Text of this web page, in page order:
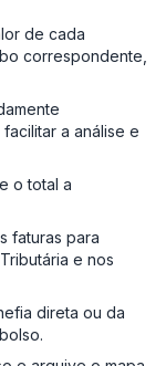
de cada
correspondente,
a análise e
o total a
faturas para
e nos
direta ou da